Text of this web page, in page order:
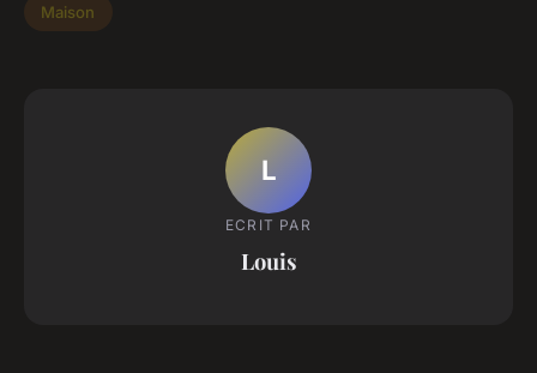
Maison
L
ECRIT PAR
Louis